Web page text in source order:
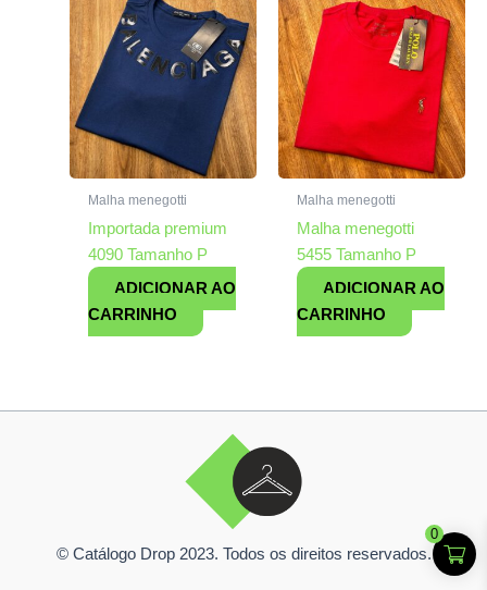
Malha menegotti
Importada premium
4090 Tamanho P
ADICIONAR AO
CARRINHO
Malha menegotti
Malha menegotti
5455 Tamanho P
ADICIONAR AO
CARRINHO
© Catálogo Drop 2023. Todos os direitos reservados.
0